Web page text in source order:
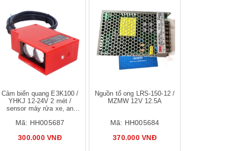
Cảm biến quang E3K100 /
YHKJ 12-24V 2 mét /
sensor máy rửa xe, an
Mã: HH005687
300.000 VNĐ
Nguồn tổ ong LRS-150-12 /
MZMW 12V 12.5A
Mã: HH005684
370.000 VNĐ
Mua hàng Mua hàng